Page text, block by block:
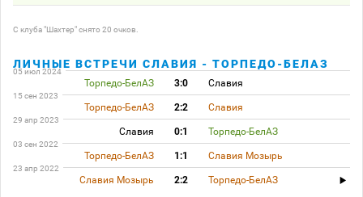
C клуба "Шахтер" снято 20 очков.
ЛИЧНЫЕ ВСТРЕЧИ СЛАВИЯ - ТОРПЕДО-БЕЛАЗ
05 июл 2024
Торпедо-БелАЗ 3:0 Славия
15 сен 2023
Торпедо-БелАЗ 2:2 Славия
29 апр 2023
Славия 0:1 Торпедо-БелАЗ
03 сен 2022
Торпедо-БелАЗ 1:1 Славия Мозырь
23 апр 2022
Славия Мозырь 2:2 Торпедо-БелАЗ